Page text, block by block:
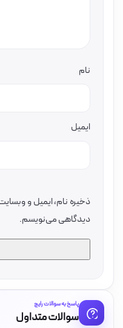
نام
ایمیل
ذخیره نام، ایمیل و
دیدگاهی می‌نویسم.
پاسخ به سوالات رایج
سوالات متداول